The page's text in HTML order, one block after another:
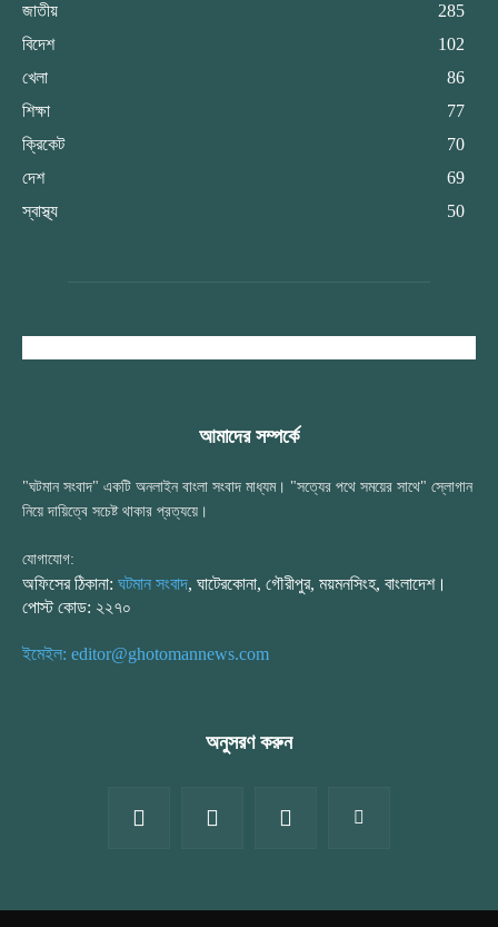
জাতীয়
285
বিদেশ
102
খেলা
86
শিক্ষা
77
ক্রিকেট
70
দেশ
69
স্বাস্থ্য
50
আমাদের সম্পর্কে
"ঘটমান সংবাদ" একটি অনলাইন বাংলা সংবাদ মাধ্যম। "সত্যের পথে সময়ের সাথে" স্লোগান
নিয়ে দায়িত্বে সচেষ্ট থাকার প্রত্যয়ে।
যোগাযোগ:
অফিসের ঠিকানা: ঘটমান সংবাদ, ঘাটেরকোনা, গৌরীপুর, ময়মনসিংহ, বাংলাদেশ।
পোস্ট কোড: ২২৭০
ইমেইল: editor@ghotomannews.com
অনুসরণ করুন